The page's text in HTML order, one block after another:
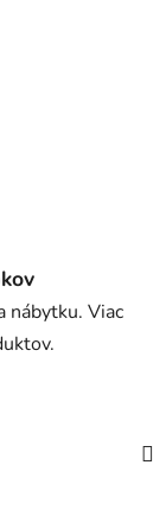
nábytku. Viac